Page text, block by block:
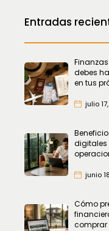
Entradas
debes
en tus
julio
digitales
junio
Cómo
comprar